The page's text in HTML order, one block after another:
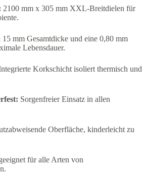
2100 mm x 305 mm XXL-Breitdielen für
15 mm Gesamtdicke und eine 0,80 mm
Lebensdauer.
Korkschicht isoliert thermisch und
Sorgenfreier Einsatz in allen
Oberfläche, kinderleicht zu
für alle Arten von